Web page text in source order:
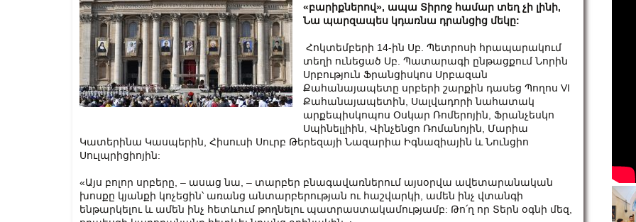
«բարիքներով», ապա Տիրոջ համար տեղ չի լինի,
Նա պարզապես կդառնա դրանցից մեկը:
Հոկտեմբերի 14-ին Սբ. Պետրոսի հրապարակում
տեղի ունեցած Սբ. Պատարագի ընթացքում Նորին
Սրբություն Ֆրանցիսկոս Սրբազան
Քահանայապետը սրբերի շարքին դասեց Պողոս VI
Քահանայապետին, Սալվադորի նահատակ
արքեպիսկոպոս Օսկար Ռոմերոյին, Ֆրանչեսկո
Սպինելլիին, Վինչենցո Ռոմանոյին, Մարիա
Կատերինա Կասպերին, Հիսուսի Սուրբ Թերեզայի Նազարիա Իգնազիային և Նունցիո
Սուլպրիցիոյին:
«Այս բոլոր սրբերը, – ասաց նա, – տարբեր բնագավառներում այսօրվա ավետարանական
խոսքը կյանքի կոչեցին՝ առանց անտարբերության ու հաշվարկի, ամեն ինչ վտանգի
ենթարկելու և ամեն ինչ հետևում թողնելու պատրաստակամությամբ: Թո՛ղ որ Տերն օգնի մեզ,